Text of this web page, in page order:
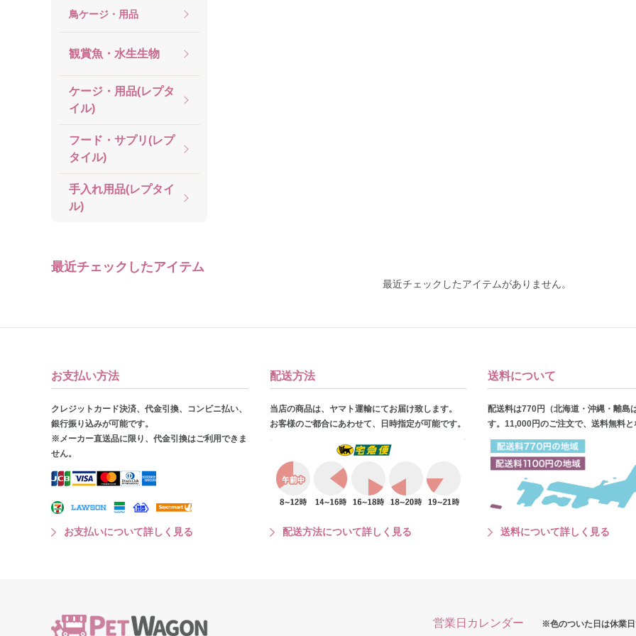
鳥ケージ・用品
観賞魚・水生生物
ケージ・用品(レプタ
イル)
フード・サプリ(レプ
タイル)
手入れ用品(レプタイ
ル)
最近チェックしたアイテム
最近チェックしたアイテムがありません。
お支払い方法
クレジットカード決済、代金引換、コンビニ払い、
銀行振り込みが可能です。
※メーカー直送品に限り、代金引換はご利用できま
せん。
お支払いについて詳しく見る
配送方法
当店の商品は、ヤマト運輸にてお届け致します。
お客様のご都合にあわせて、日時指定が可能です。
配送方法について詳しく見る
送料について
配送料は770円（北海道・沖縄・離島
す。11,000円のご注文で、送料無料と
送料について詳しく見る
営業日カレンダー ※色のついた日は休業日